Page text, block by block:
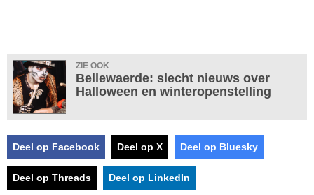
ZIE OOK
Bellewaerde: slecht nieuws over
Halloween en winteropenstelling
Deel op Facebook Deel op X Deel op Bluesky
Deel op Threads Deel op LinkedIn